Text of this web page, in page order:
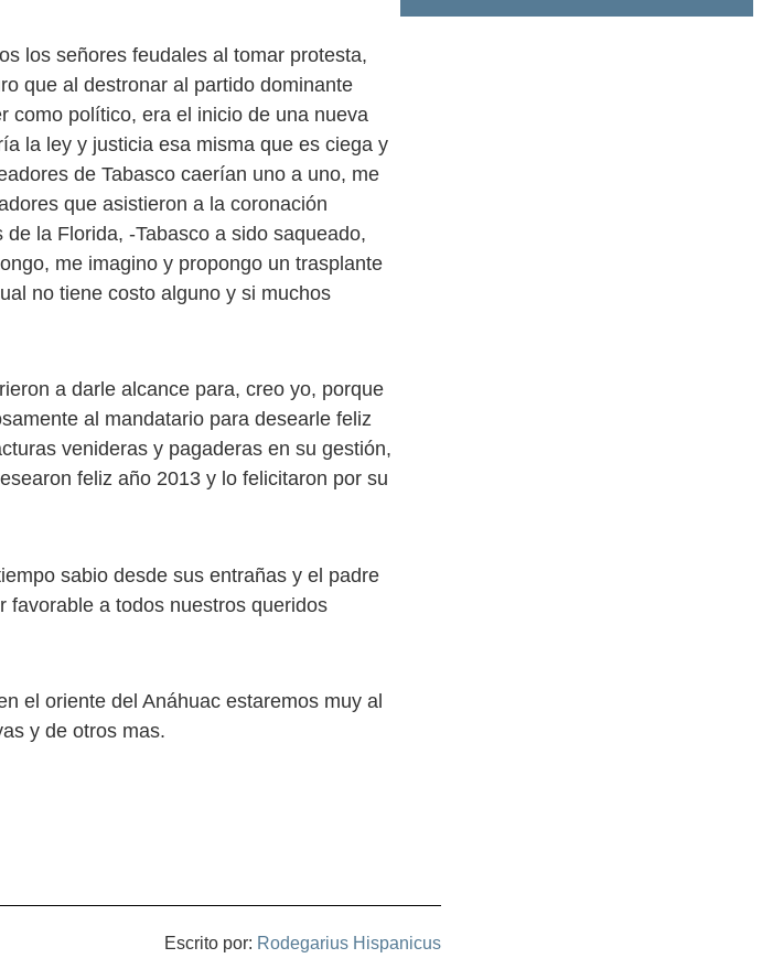
los señores feudales al tomar protesta,
que al destronar al partido dominante
como político, era el inicio de una nueva
la ley y justicia esa misma que es ciega y
de Tabasco caerían uno a uno, me
que asistieron a la coronación
la Florida, -Tabasco a sido saqueado,
me imagino y propongo un trasplante
no tiene costo alguno y si muchos
a darle alcance para, creo yo, porque
al mandatario para desearle feliz
venideras y pagaderas en su gestión,
feliz año 2013 y lo felicitaron por su
sabio desde sus entrañas y el padre
favorable a todos nuestros queridos
el oriente del Anáhuac estaremos muy al
y de otros mas.
Escrito por: Rodegarius Hispanicus